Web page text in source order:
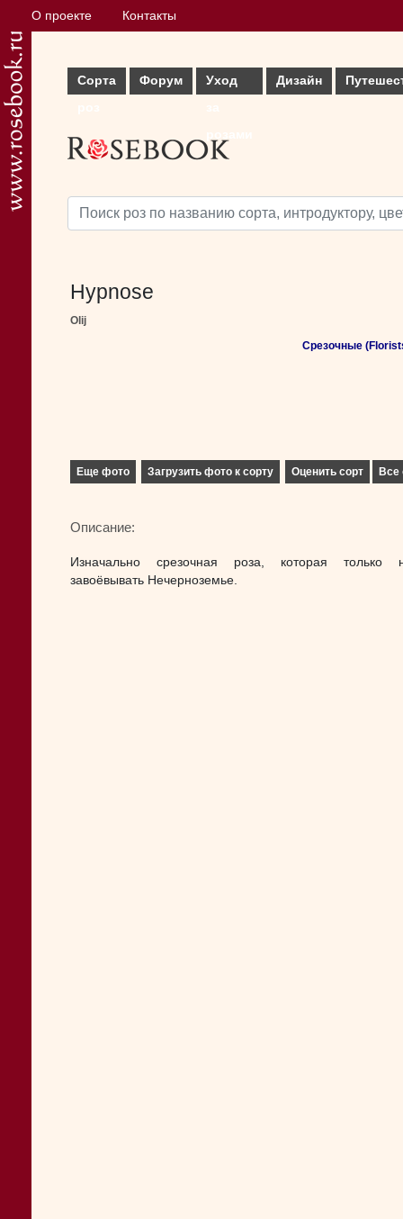
О проекте Контакты
Сорта
Форум
Уход
Дизайн
Hypnose
Olij
Срезочные
Еще фото Загрузить фото к сорту Оценить сорт Все
Описание:
Изначально срезочная роза, которая только
завоёвывать Нечерноземье.